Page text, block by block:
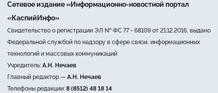
Сетевое издание «Информационно-новостной портал
«КаспийИнфо»
Свидетельство о регистрации ЭЛ № ФС 77 - 68109 от 21.12.2016, выдано
Федеральной службой по надзору в сфере связи, информационных
технологий и массовых коммуникаций
Учредитель: А.Н. Нечаев
Главный редактор — А.Н. Нечаев
Телефоны редакции: 8 (8512) 48 18 14